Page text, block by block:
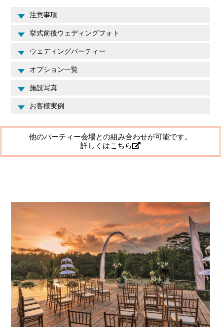
リゾートステイを叶えます。
場は、芸術的な建物の屋上から緑深い景色を270度望む、蓮池に浮
かぶようなロータスポンドです。バリ独特の大自然の原風景であ
く、それでいて心癒される特別な空間が広がります。そんなフォ
ーシーズンズ・サヤンならではの最高の空間と最上のホスピタリ
できない思い出深いものとなることでしょう。挙式後には、ロー
タスポンド、敷地内のレジデンスヴィラ、またはプールサイドテ
ラスなどの特別なロケーションで、ウェディングパーティーを行
注意事項
挙式前後ウェディングフォト
ウェディングパーティー
オプション一覧
施設写真
お客様実例
他のパーティー会場との組み合わせが可能です。
詳しくはこちら